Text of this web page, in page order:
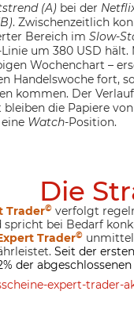
(A) bei der
. Zwischenzeitlich
Bereich im Slow-
um 380 USD
Wochenchart –
Handelswoche fort,
kommen. Der
die Papiere von
Watch-Position.
Die
Trader© verfolgt
spricht bei Bedarf
Trader©
Seit der
der
expert-trader-